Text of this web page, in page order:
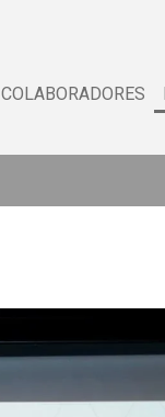
COLABORADORES